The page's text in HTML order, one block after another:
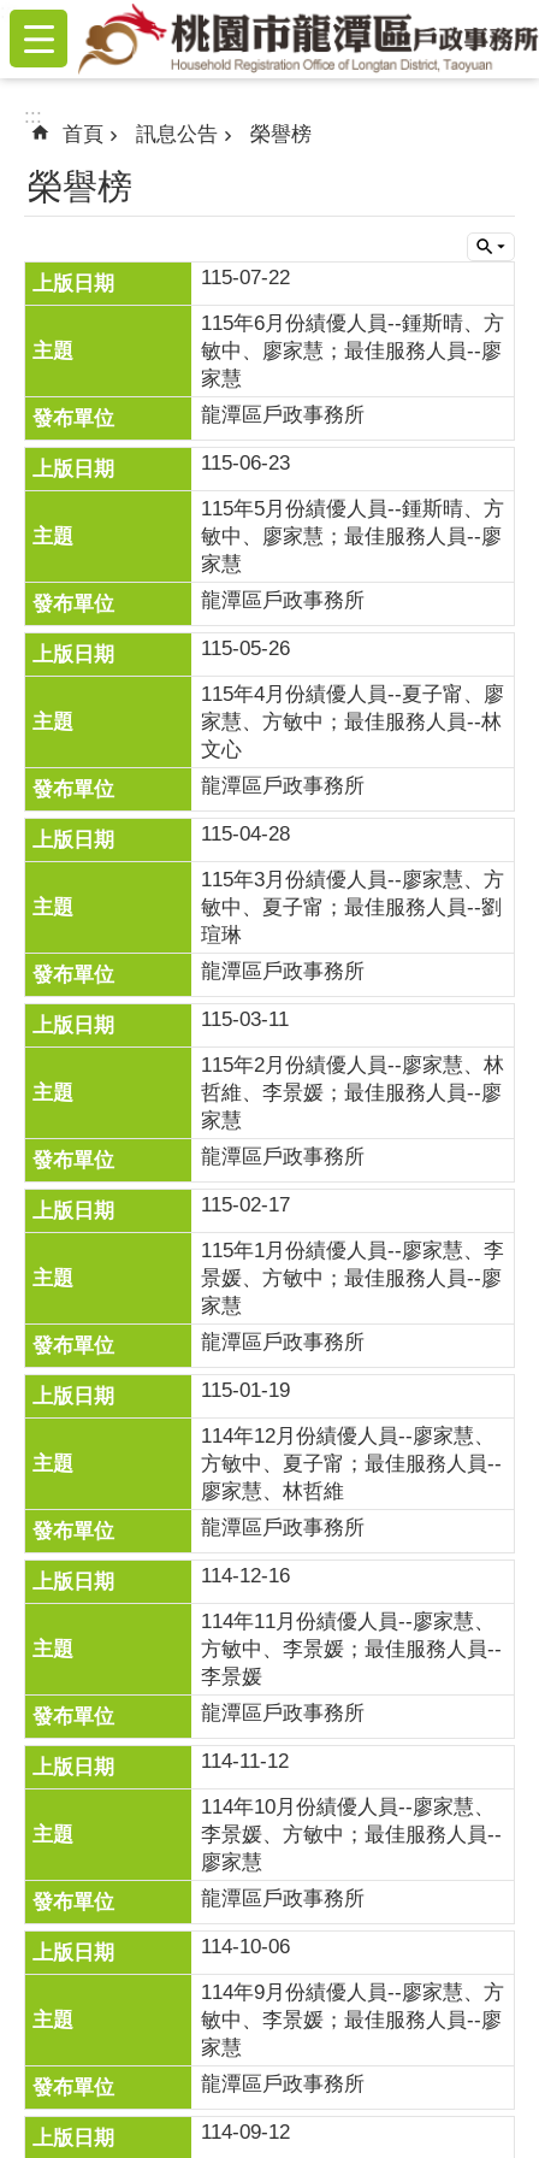
跳到主要內容區塊
:::
:::
首頁 訊息公告 榮譽榜
榮譽榜
115-07-22
115年6月份績優人員--鍾斯晴、方
敏中、廖家慧；最佳服務人員--廖
家慧
龍潭區戶政事務所
115-06-23
115年5月份績優人員--鍾斯晴、方
敏中、廖家慧；最佳服務人員--廖
家慧
龍潭區戶政事務所
115-05-26
115年4月份績優人員--夏子甯、廖
家慧、方敏中；最佳服務人員--林
文心
龍潭區戶政事務所
115-04-28
115年3月份績優人員--廖家慧、方
敏中、夏子甯；最佳服務人員--劉
瑄琳
龍潭區戶政事務所
115-03-11
115年2月份績優人員--廖家慧、林
哲維、李景媛；最佳服務人員--廖
家慧
龍潭區戶政事務所
115-02-17
115年1月份績優人員--廖家慧、李
景媛、方敏中；最佳服務人員--廖
家慧
龍潭區戶政事務所
115-01-19
114年12月份績優人員--廖家慧、
方敏中、夏子甯；最佳服務人員--
廖家慧、林哲維
龍潭區戶政事務所
114-12-16
114年11月份績優人員--廖家慧、
方敏中、李景媛；最佳服務人員--
李景媛
龍潭區戶政事務所
114-11-12
114年10月份績優人員--廖家慧、
李景媛、方敏中；最佳服務人員--
廖家慧
龍潭區戶政事務所
114-10-06
114年9月份績優人員--廖家慧、方
敏中、李景媛；最佳服務人員--廖
家慧
龍潭區戶政事務所
114-09-12